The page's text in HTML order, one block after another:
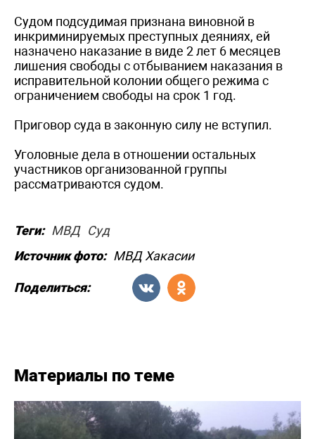
Судом подсудимая признана виновной в
инкриминируемых преступных деяниях, ей
назначено наказание в виде 2 лет 6 месяцев
лишения свободы с отбыванием наказания в
исправительной колонии общего режима с
ограничением свободы на срок 1 год.
Приговор суда в законную силу не вступил.
Уголовные дела в отношении остальных
участников организованной группы
рассматриваются судом.
Теги: МВД Суд
Источник фото: МВД Хакасии
Поделиться:
Материалы по теме